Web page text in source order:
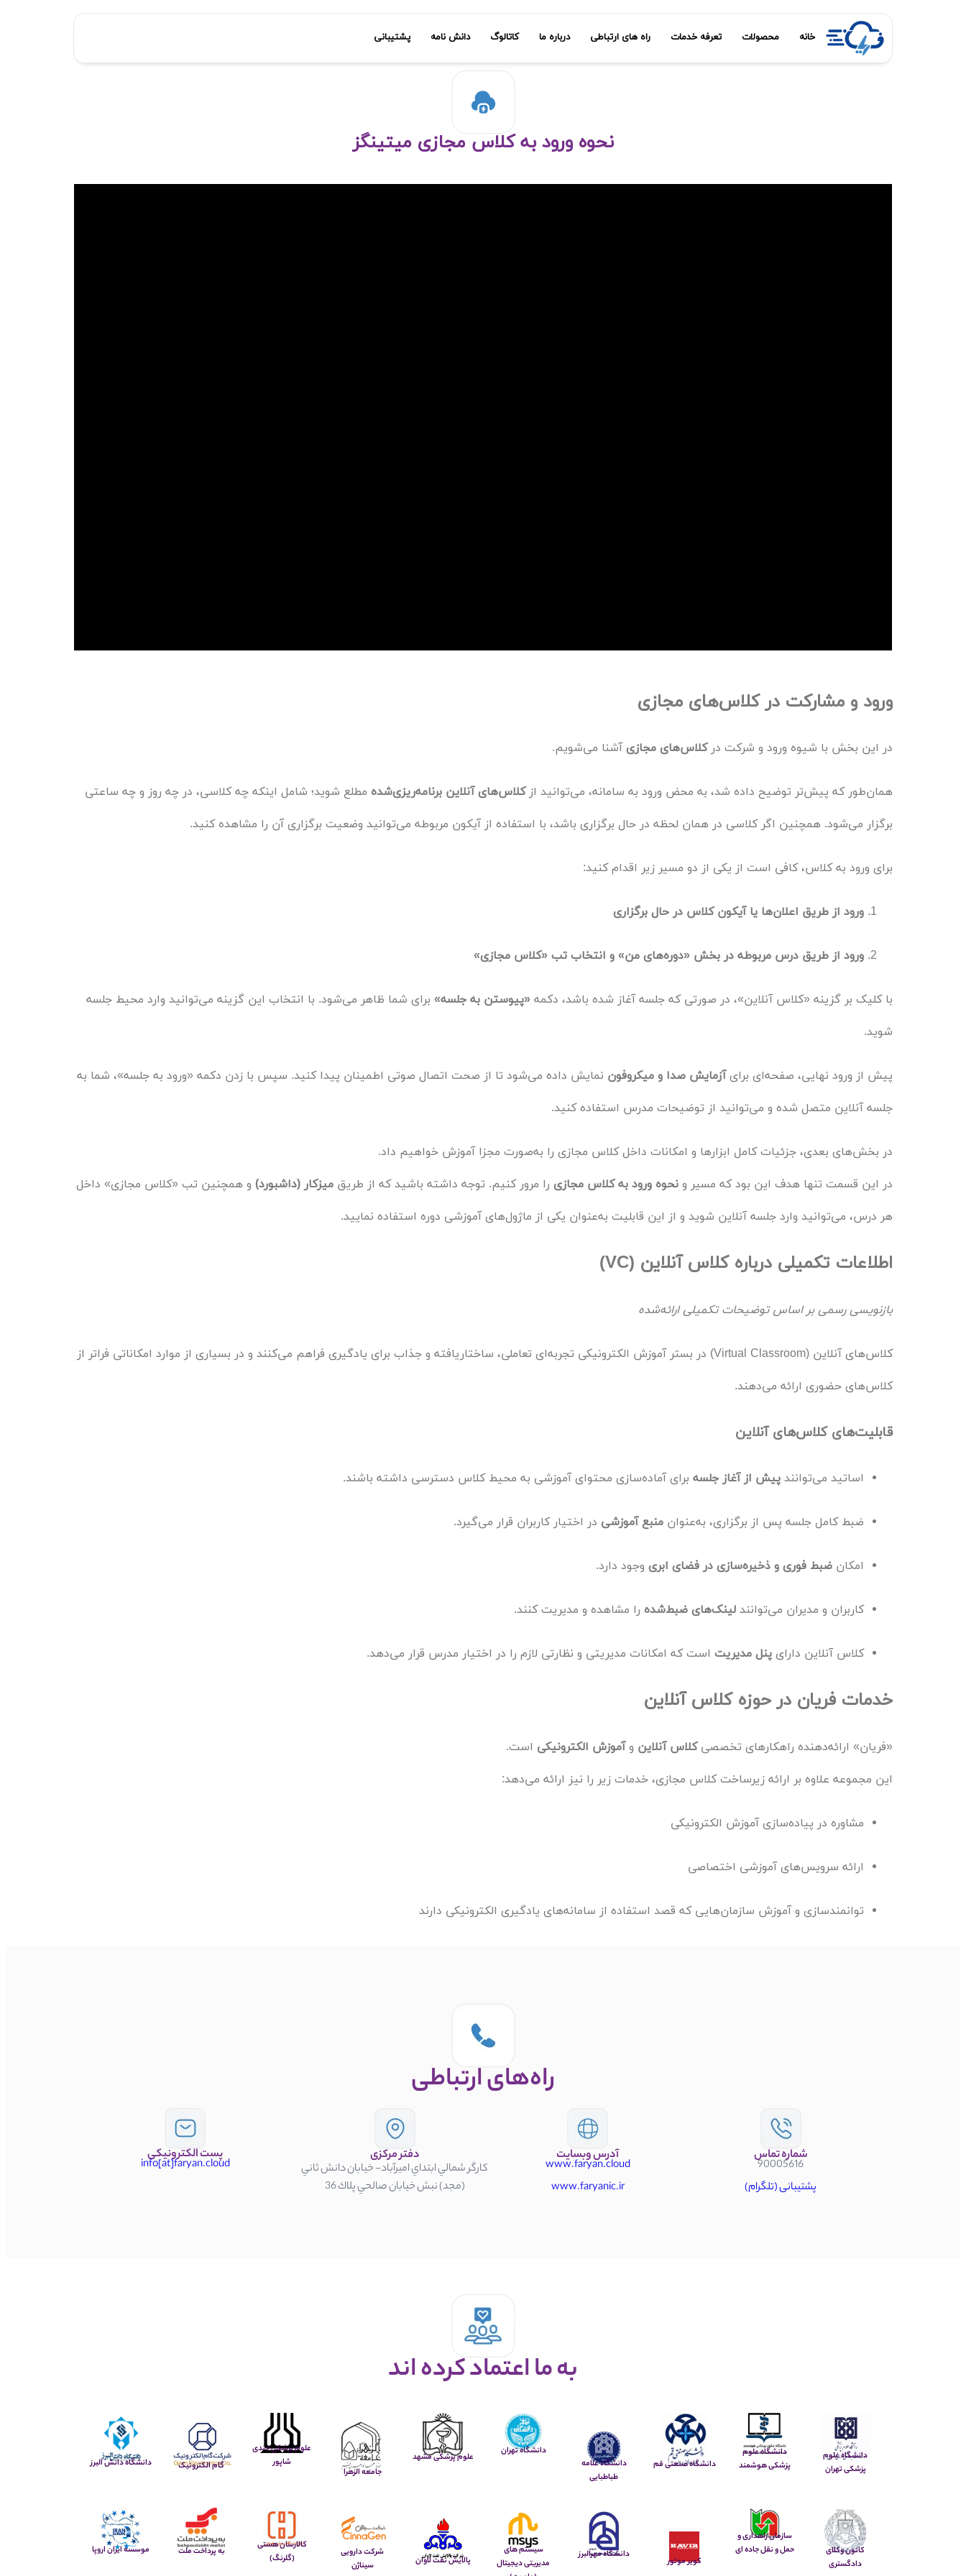
خانه محصولات تعرفه خدمات راه های ارتباطی درباره ما کاتالوگ دانش نامه پشتیبانی
نحوه ورود به کلاس مجازی میتینگز
ورود و مشارکت در کلاس‌های مجازی
در این بخش با شیوه ورود و شرکت درکلاس‌های مجازیآشنا می‌شویم.
همان‌طور که پیش‌تر توضیح داده شد، به محض ورود به سامانه، می‌توانید ازکلاس‌های آنلاین برنامه‌ریزی‌شده مطلع شوید؛ شامل اینکه چه کلاسی، در چه روز و چه ساعتی
برگزار می‌شود. همچنین اگر کلاسی در همان لحظه در حال برگزاری باشد، با استفاده از آیکون مربوطه می‌توانید وضعیت برگزاری آن را مشاهده کنید.
برای ورود به کلاس، کافی است از یکی از دو مسیر زیر اقدام کنید:
ورود از طریق اعلان‌ها یا آیکون کلاس در حال برگزاری
ورود از طریق درس مربوطه در بخش «دوره‌های من» و انتخاب تب «کلاس مجازی»
با کلیک بر گزینه «کلاس آنلاین»، در صورتی که جلسه آغاز شده باشد، دکمه «پیوستن به جلسه» برای شما ظاهر می‌شود. با انتخاب این گزینه می‌توانید وارد محیط جلسه
شوید.
پیش از ورود نهایی، صفحه‌ای برایآزمایش صدا و میکروفون نمایش داده می‌شود تا از صحت اتصال صوتی اطمینان پیدا کنید. سپس با زدن دکمه «ورود به جلسه»، شما به
جلسه آنلاین متصل شده و می‌توانید از توضیحات مدرس استفاده کنید.
در بخش‌های بعدی، جزئیات کامل ابزارها و امکانات داخل کلاس مجازی را به‌صورت مجزا آموزش خواهیم داد.
در این قسمت تنها هدف این بود که مسیر و نحوه ورود به کلاس مجازی را مرور کنیم. توجه داشته باشید که از طریق میزکار (داشبورد) و همچنین تب «کلاس مجازی» داخل
هر درس، می‌توانید وارد جلسه آنلاین شوید و از این قابلیت به‌عنوان یکی از ماژول‌های آموزشی دوره استفاده نمایید.
اطلاعات تکمیلی درباره کلاس آنلاین (VC)
بازنویسی رسمی بر اساس توضیحات تکمیلی ارائه‌شده
کلاس‌های آنلاین (Virtual Classroom) در بستر آموزش الکترونیکی تجربه‌ای تعاملی، ساختاریافته و جذاب برای یادگیری فراهم می‌کنند و در بسیاری از موارد امکاناتی فراتر از
کلاس‌های حضوری ارائه می‌دهند.
قابلیت‌های کلاس‌های آنلاین
اساتید می‌توانند پیش از آغاز جلسه برای آماده‌سازی محتوای آموزشی به محیط کلاس دسترسی داشته باشند.
ضبط کامل جلسه پس از برگزاری، به‌عنوان منبع آموزشی در اختیار کاربران قرار می‌گیرد.
امکان ضبط فوری و ذخیره‌سازی در فضای ابری وجود دارد.
کاربران و مدیران می‌توانند لینک‌های ضبط‌شده را مشاهده و مدیریت کنند.
کلاس آنلاین دارای پنل مدیریت است که امکانات مدیریتی و نظارتی لازم را در اختیار مدرس قرار می‌دهد.
خدمات فریان در حوزه کلاس آنلاین
«فریان» ارائه‌دهنده راهکارهای تخصصیکلاس آنلاین وآموزش الکترونیکی است.
این مجموعه علاوه بر ارائه زیرساخت کلاس مجازی، خدمات زیر را نیز ارائه می‌دهد:
مشاوره در پیاده‌سازی آموزش الکترونیکی
ارائه سرویس‌های آموزشی اختصاصی
توانمندسازی و آموزش سازمان‌هایی که قصد استفاده از سامانه‌های یادگیری الکترونیکی دارند
راه‌های ارتباطی
شماره تماس
90005616
پشتیبانی (تلگرام)
آدرس وبسايت
www.faryan.cloud
www.faryanic.ir
دفتر مركزی
كارگر شمالي ابتداي اميرآباد- خيابان دانش ثاني
(مجد) نبش خيابان صالحي پلاك 36
پست الكترونیكی
info[at]faryan.cloud
به ما اعتماد كرده اند
دانشگاه علوم
پزشکی تهران
دانشگاه علوم
پزشکی هوشمند
دانشگاه صنعتی قم
دانشگاه علامه
طباطبایی
دانشگاه تهران
علوم پزشکی مشهد
جامعه الزهرا
علوم پزشکی جندی
شاپور
گام الکترونیک دانشگاه دانش البرز
کانون وکلای
دادگستری
سازمان راهداری و
حمل و نقل جاده ای
کویر موتور
دانشگاه مهرالبرز
سیستم های
مدیریتی دیجیتال
پالایش نفت لاوان
شرکت دارویی
سیناژن
کالارسان هستی
(گلرنگ)
به پرداخت ملت موسسه ایران اروپا